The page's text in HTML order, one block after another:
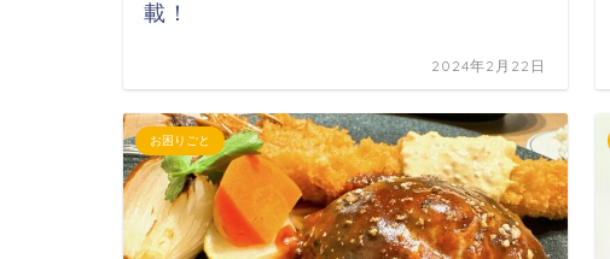
載！
2024年2月22日
お困りごと